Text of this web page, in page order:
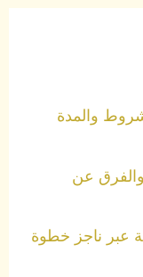
والمدة
والفرق عن
عبر ناجز خطوة